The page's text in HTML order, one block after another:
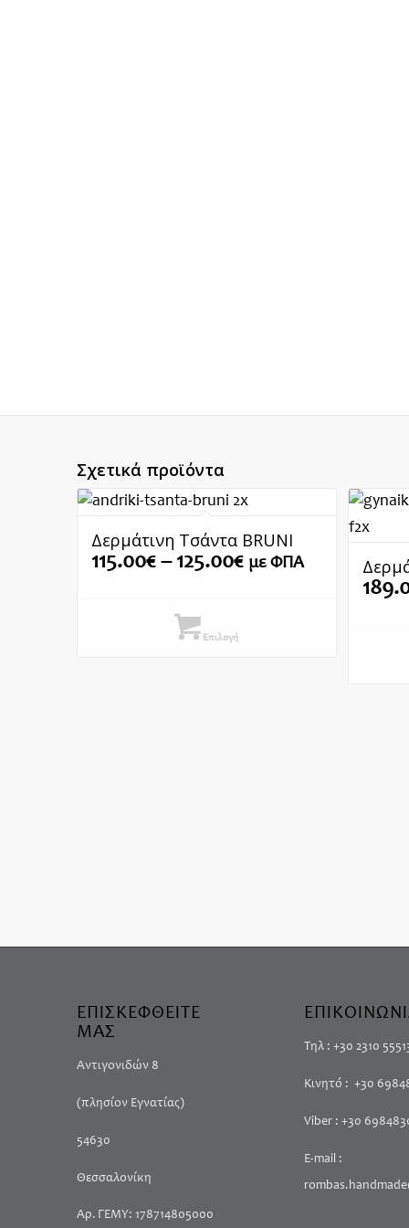
Σχετικά προϊόντα
Δερμάτινη Τσάντα BRUNI
115.00€ – 125.00€Price
με ΦΠΑ
Επιλογή
ΕΠΙΣΚΕΦΘΕΙΤΕ
ΜΑΣ
Αντιγονιδών 8
(πλησίον Εγνατίας)
54630
Θεσσαλονίκη
Αρ. ΓΕΜΥ: 178714805000
Τηλ : +30 2310
Κινητό : +30
Viber : +30
E-mail :